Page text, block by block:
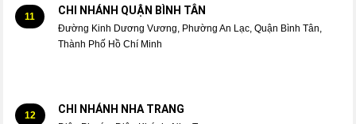
11 CHI NHÁNH QUẬN BÌNH TÂN
Đường Kinh Dương Vương, Phường An Lạc, Quận Bình Tân,
Thành Phố Hồ Chí Minh
12 CHI NHÁNH NHA TRANG